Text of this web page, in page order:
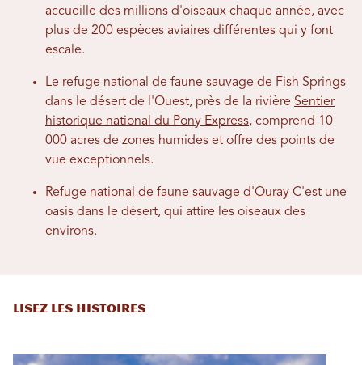
accueille des millions d'oiseaux chaque année, avec
plus de 200 espèces aviaires différentes qui y font
escale.
Le refuge national de faune sauvage de Fish Springs
dans le désert de l'Ouest, près de la rivière Sentier
historique national du Pony Express, comprend 10
000 acres de zones humides et offre des points de
vue exceptionnels.
Refuge national de faune sauvage d'Ouray C'est une
oasis dans le désert, qui attire les oiseaux des
environs.
LISEZ LES HISTOIRES